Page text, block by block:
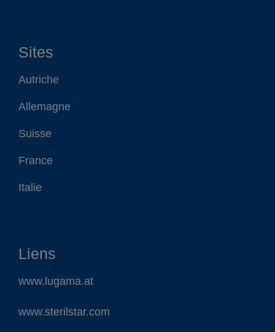
Sites
Autriche
Allemagne
Suisse
France
Italie
Liens
www.lugama.at
www.sterilstar.com